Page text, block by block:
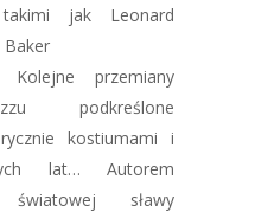
jak Leonard
Baker
przemiany
podkreślone
kostiumami i
lat… Autorem
sławy